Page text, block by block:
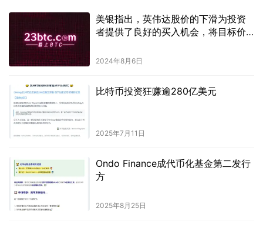
美银指出，英伟达股价的下滑为投资
者提供了良好的买入机会，将目标价
2024年8月6日
比特币投资狂赚逾280亿美元
2025年7月11日
Ondo Finance成代币化基金第二发行
方
2025年8月25日